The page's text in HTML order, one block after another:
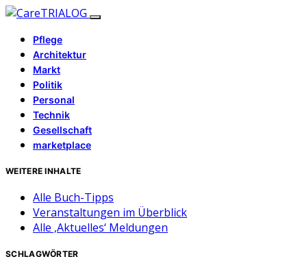
Pflege
Architektur
Markt
Politik
Personal
Technik
Gesellschaft
marketplace
WEITERE INHALTE
Alle Buch-Tipps
Veranstaltungen im Überblick
Alle ‚Aktuelles‘ Meldungen
SCHLAGWÖRTER